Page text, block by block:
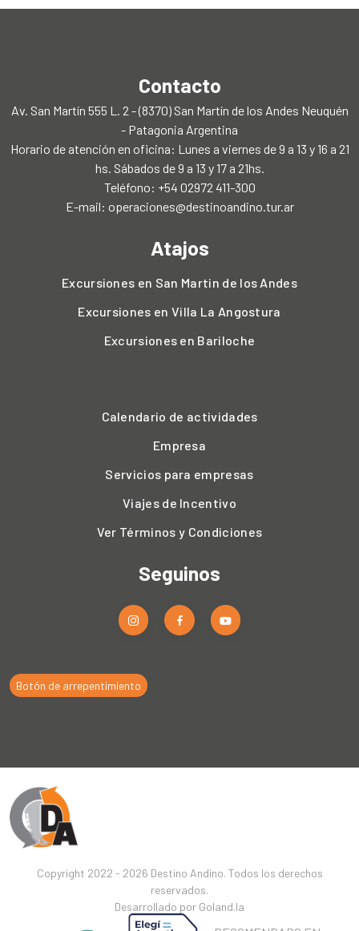
Contacto
Av. San Martín 555 L. 2 - (8370) San Martín de los Andes Neuquén
- Patagonia Argentina
Horario de atención en oficina: Lunes a viernes de 9 a 13 y 16 a 21
hs. Sábados de 9 a 13 y 17 a 21hs.
Teléfono: +54 02972 411-300
E-mail: operaciones@destinoandino.tur.ar
Atajos
Excursiones en San Martin de los Andes
Excursiones en Villa La Angostura
Excursiones en Bariloche
Calendario de actividades
Empresa
Servicios para empresas
Viajes de Incentivo
Ver Términos y Condiciones
Seguinos
Botón de arrepentimiento
Copyright 2022 - 2026 Destino Andino. Todos los derechos
reservados.
Desarrollado por Goland.la